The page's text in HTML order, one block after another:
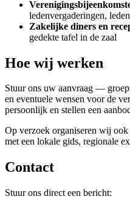
ledenvergaderingen,
Zakelijke diners en
gedekte tafel in de zaal
Hoe wij werken
Stuur ons uw aanvraag —
en eventuele wensen voor de
persoonlijk en stellen een
Op verzoek organiseren wij
met een lokale gids, regionale
Contact
Stuur ons direct een bericht: